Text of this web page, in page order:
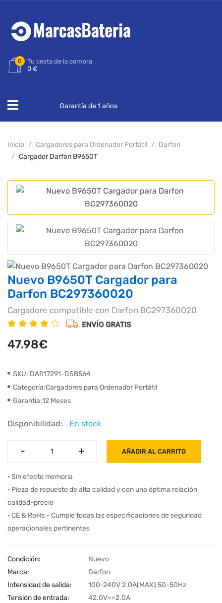
0
Tu cesta de la compra
0 €
Garantía de 1 años
Inicio Cargadores para Ordenador Portátil
Darfon
Cargador Darfon B9650T
Nuevo B9650T Cargador para
Darfon BC297360020
Cargadore compatible con Darfon BC297360020
47.98€
SKU: DAR17291-GSB564
Categoría:Cargadores para Ordenador Portátil
Garantía:12 Meses
Disponibilidad: En stock
- +
- + AÑADIR AL CARRITO
• Sin efecto memoria
• Pieza de repuesto de alta calidad y con una óptima relación
calidad-precio
• CE & RoHs - Cumple todas las especificaciones de seguridad
operacionales pertinentes
Condición:
Nuevo
Marca:
Darfon
Intensidad de salida:
100-240V 2.0A(MAX) 50-50Hz
Tensión de entrada:
42.0V==2.0A